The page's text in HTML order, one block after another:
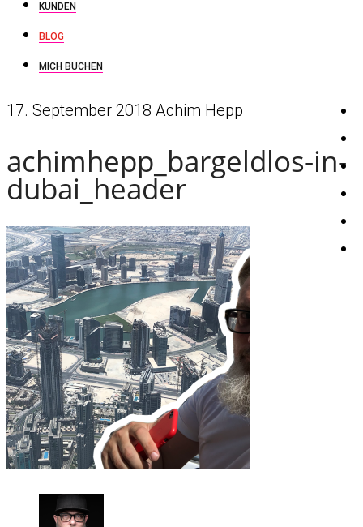
KUNDEN
BLOG
MICH BUCHEN
17. September 2018 Achim Hepp
achimhepp_bargeldlos-in-
dubai_header